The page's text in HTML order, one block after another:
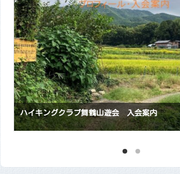
ハイキングクラブ舞鶴山遊会 入会案内